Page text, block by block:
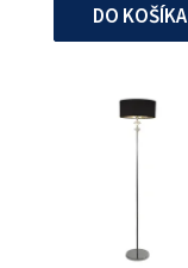
DO KOŠÍKA